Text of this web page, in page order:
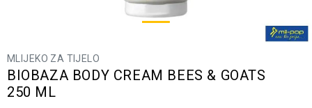
MLIJEKO ZA TIJELO
BIOBAZA BODY CREAM BEES & GOATS
250 ML